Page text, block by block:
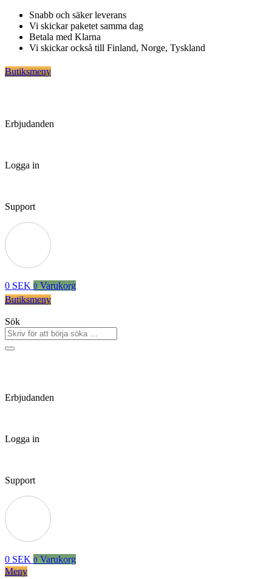
Hoppa
innehåll
Snabb och säker leverans
Vi skickar paketet samma dag
Betala med Klarna
Vi skickar också till Finland, Norge, Tyskland
Butiksmeny
Erbjudanden
Logga in
Support
0 SEK 0 Varukorg
Butiksmeny
Sök
Erbjudanden
Logga in
Support
0 SEK 0 Varukorg
Meny